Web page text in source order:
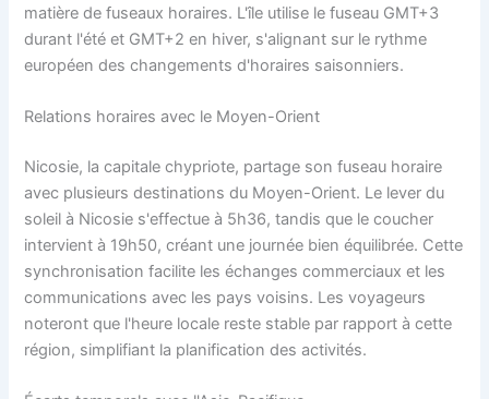
matière de fuseaux horaires. L'île utilise le fuseau GMT+3
durant l'été et GMT+2 en hiver, s'alignant sur le rythme
européen des changements d'horaires saisonniers.
Relations horaires avec le Moyen-Orient
Nicosie, la capitale chypriote, partage son fuseau horaire
avec plusieurs destinations du Moyen-Orient. Le lever du
soleil à Nicosie s'effectue à 5h36, tandis que le coucher
intervient à 19h50, créant une journée bien équilibrée. Cette
synchronisation facilite les échanges commerciaux et les
communications avec les pays voisins. Les voyageurs
noteront que l'heure locale reste stable par rapport à cette
région, simplifiant la planification des activités.